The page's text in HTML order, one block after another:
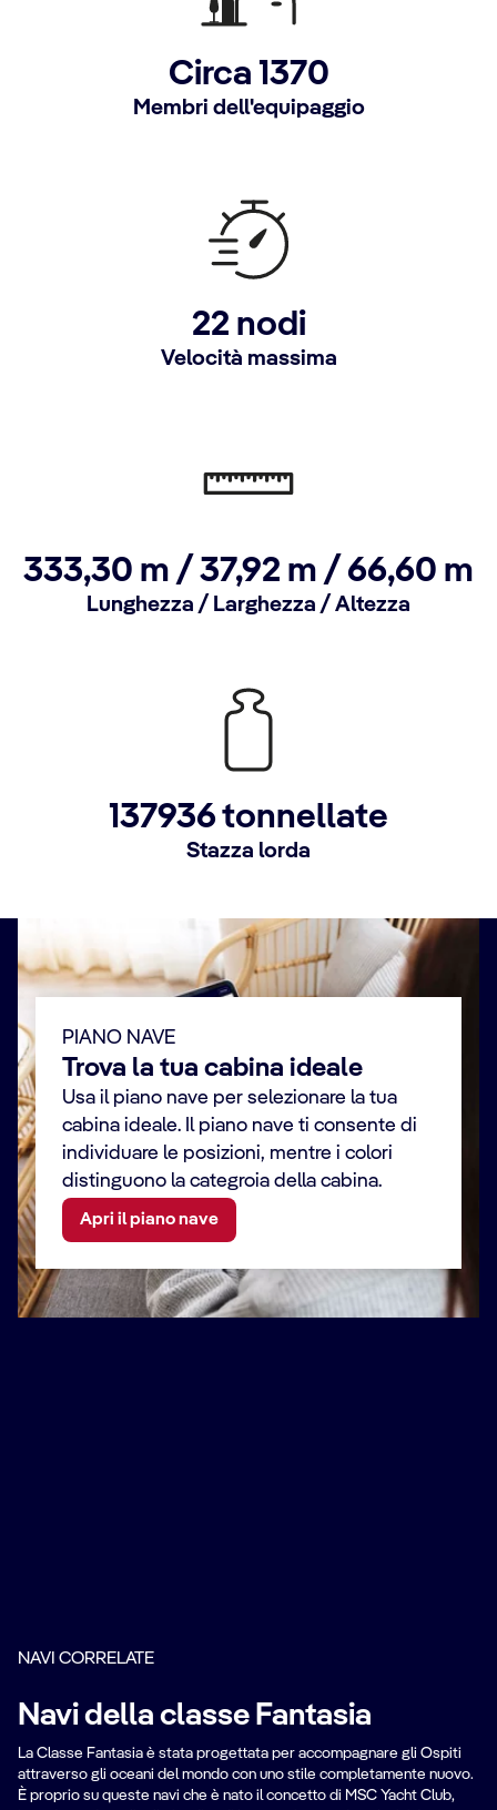
Circa 1370
Membri dell'equipaggio
22 nodi
Velocità massima
333,30 m / 37,92 m / 66,60 m
Lunghezza / Larghezza / Altezza
137936 tonnellate
Stazza lorda
PIANO NAVE
Trova la tua cabina ideale
Usa il piano nave per selezionare la tua
cabina ideale. Il piano nave ti consente di
individuare le posizioni, mentre i colori
distinguono la categroia della cabina.
Apri il piano nave
NAVI CORRELATE
Navi della classe Fantasia
La Classe Fantasia è stata progettata per accompagnare gli Ospiti
attraverso gli oceani del mondo con uno stile completamente nuovo.
È proprio su queste navi che è nato il concetto di MSC Yacht Club,